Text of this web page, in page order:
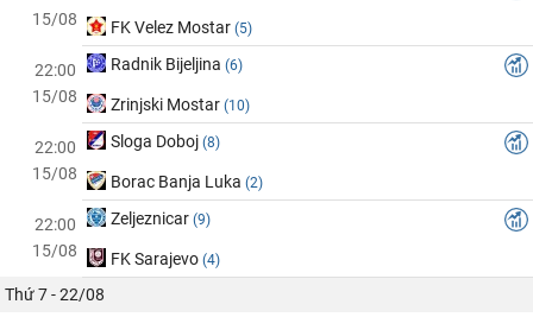
15/08
FK Velez Mostar (5)
22:00
15/08
Radnik Bijeljina (6)
Zrinjski Mostar (10)
22:00
15/08
Sloga Doboj (8)
Borac Banja Luka (2)
22:00
15/08
Zeljeznicar (9)
FK Sarajevo (4)
Thứ 7 - 22/08